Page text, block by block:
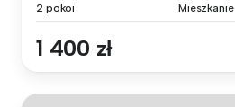
2 pokoi Mieszkanie
1 400 zł